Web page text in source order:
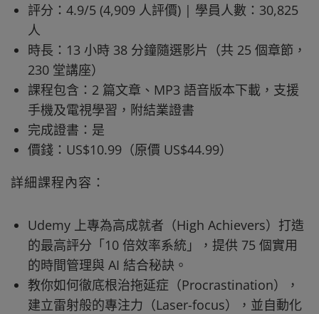
評分：4.9/5 (4,909 人評價) | 學員人數：30,825
人
時長：13 小時 38 分鐘隨選影片（共 25 個章節，
230 堂講座）
課程包含：2 篇文章、MP3 語音版本下載，支援
手機及電視學習，附結業證書
完成證書：是
價錢：US$10.99（原價 US$44.99）
詳細課程內容：
Udemy 上專為高成就者（High Achievers）打造
的最高評分「10 倍效率系統」，提供 75 個實用
的時間管理與 AI 結合秘訣。
教你如何徹底根治拖延症（Procrastination），
建立雷射般的專注力（Laser-focus），並自動化